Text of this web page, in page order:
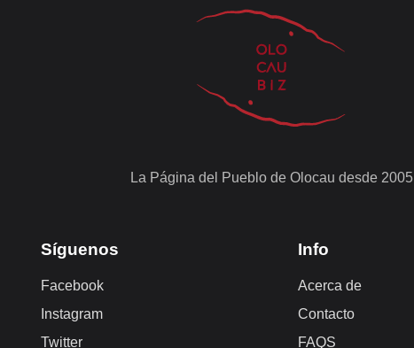
La Página del Pueblo de Olocau desde 2005
Síguenos
Facebook
Instagram
Twitter
Info
Acerca de
Contacto
FAQS